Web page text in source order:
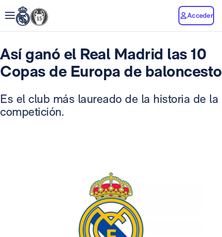
Acceder
Así ganó el Real Madrid las 10
Copas de Europa de baloncesto
Es el club más laureado de la historia de la
competición.